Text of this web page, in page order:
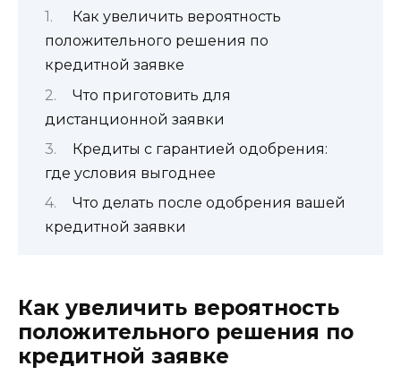
Как увеличить вероятность
положительного решения по
кредитной заявке
Что приготовить для
дистанционной заявки
Кредиты с гарантией одобрения:
где условия выгоднее
Что делать после одобрения вашей
кредитной заявки
Как увеличить вероятность
положительного решения по
кредитной заявке